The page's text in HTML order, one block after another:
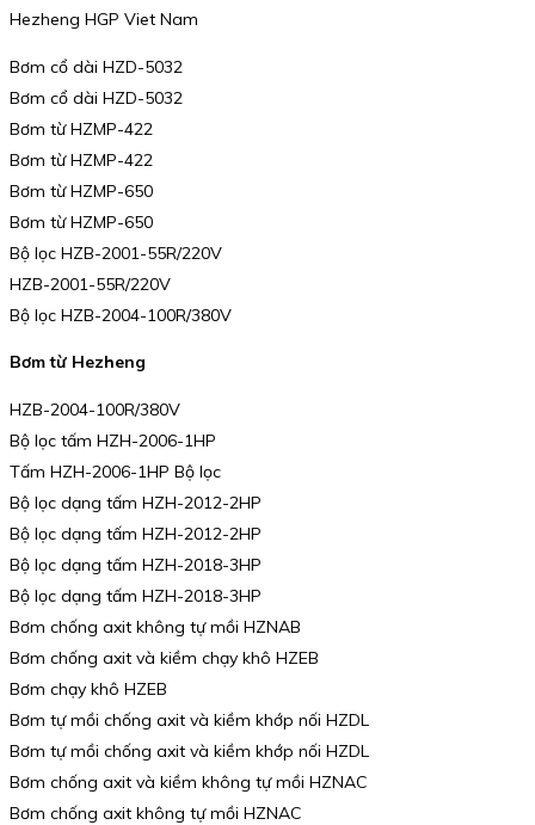
Hezheng HGP Viet Nam
Bơm cổ dài HZD-5032
Bơm cổ dài HZD-5032
Bơm từ HZMP-422
Bơm từ HZMP-422
Bơm từ HZMP-650
Bơm từ HZMP-650
Bộ lọc HZB-2001-55R/220V
HZB-2001-55R/220V
Bộ lọc HZB-2004-100R/380V
Bơm từ Hezheng
HZB-2004-100R/380V
Bộ lọc tấm HZH-2006-1HP
Tấm HZH-2006-1HP Bộ lọc
Bộ lọc dạng tấm HZH-2012-2HP
Bộ lọc dạng tấm HZH-2012-2HP
Bộ lọc dạng tấm HZH-2018-3HP
Bộ lọc dạng tấm HZH-2018-3HP
Bơm chống axit không tự mồi HZNAB
Bơm chống axit và kiềm chạy khô HZEB
Bơm chạy khô HZEB
Bơm tự mồi chống axit và kiềm khớp nối HZDL
Bơm tự mồi chống axit và kiềm khớp nối HZDL
Bơm chống axit và kiềm không tự mồi HZNAC
Bơm chống axit không tự mồi HZNAC